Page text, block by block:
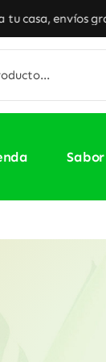
a